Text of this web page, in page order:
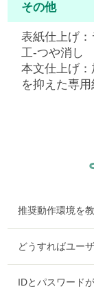
その他
表紙仕上げ
工-つや消し
本文仕上げ
を抑えた専用
推奨動作環境を
どうすればユー
IDとパスワード